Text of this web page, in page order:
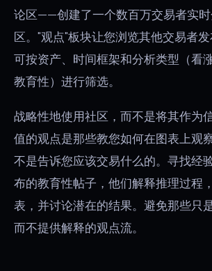
论区——创建了一个数百万交易者实
区。"观点"板块让您浏览其他交易者发
可按资产、时间框架和分析类型（看
教育性）进行筛选。
战略性地使用社区，而不是将其作为
值的观点是那些教您如何在图表上观
不是告诉您应该交易什么的。寻找经
布的教育性帖子，他们解释推理过程
表，并讨论潜在的结果。避免那些只
而不提供解释的观点流。